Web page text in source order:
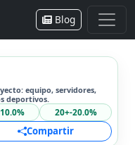
Blog
equipo, servidores,
deportivos.
20+-20.0%
Compartir